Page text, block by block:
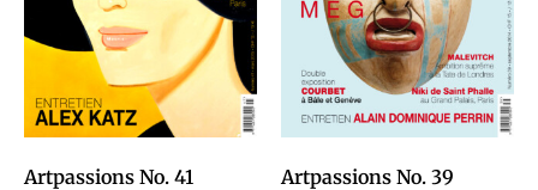
Artpassions No. 41 Artpassions No. 39